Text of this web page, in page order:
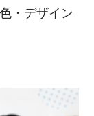
・デザイン